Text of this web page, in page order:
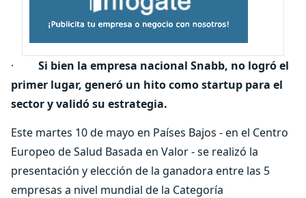
· Si bien la empresa nacional Snabb, no logró el
primer lugar, generó un hito como startup para el
sector y validó su estrategia.
Este martes 10 de mayo en Países Bajos - en el Centro
Europeo de Salud Basada en Valor - se realizó la
presentación y elección de la ganadora entre las 5
empresas a nivel mundial de la Categoría